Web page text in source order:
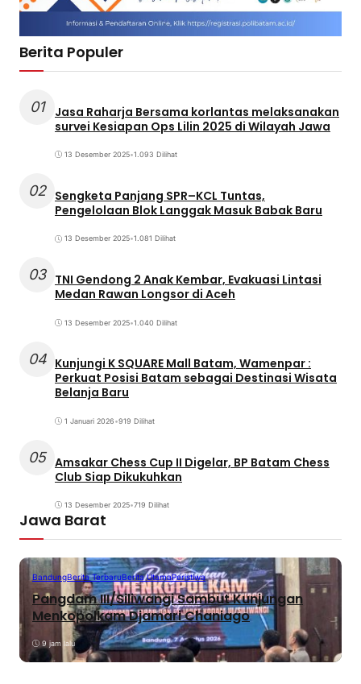
Berita Populer
01
Jasa Raharja Bersama korlantas melaksanakan
survei Kesiapan Ops Lilin 2025 di Wilayah Jawa
13 Desember 2025•1.093 Dilihat
02 Sengketa Panjang SPR–KCL Tuntas,
Pengelolaan Blok Langgak Masuk Babak Baru
13 Desember 2025•1.081 Dilihat
03 TNI Gendong 2 Anak Kembar, Evakuasi Lintasi
Medan Rawan Longsor di Aceh
13 Desember 2025•1.040 Dilihat
04 Kunjungi K SQUARE Mall Batam, Wamenpar :
Perkuat Posisi Batam sebagai Destinasi Wisata
Belanja Baru
1 Januari 2026•919 Dilihat
05 Amsakar Chess Cup II Digelar, BP Batam Chess
Club Siap Dikukuhkan
13 Desember 2025•719 Dilihat
Jawa Barat
BandungBerita TerbaruBerita UtamaPeristiwa
Pangdam III/Siliwangi Sambut Kunjungan
Menkopolkam Djamari Chaniago
9 jam lalu